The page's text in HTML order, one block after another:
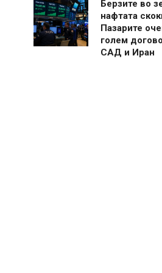
Берзите во
нафтата
Пазарите
голем
САД и Иран